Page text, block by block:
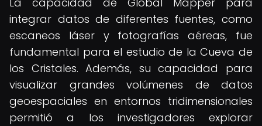
integrar datos de diferentes fuentes, como
escaneos láser y fotografías aéreas, fue
fundamental para el estudio de la Cueva de
los Cristales. Además, su capacidad para
visualizar grandes volúmenes de datos
geoespaciales en entornos tridimensionales
permitió a los investigadores explorar